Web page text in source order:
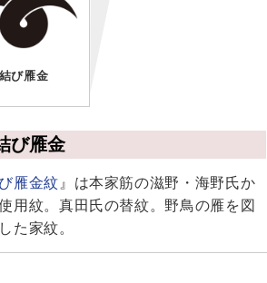
結び雁金
び雁金
雁金紋』は本家筋の滋野・海野氏か
用紋。真田氏の替紋。野鳥の雁を図
た家紋。